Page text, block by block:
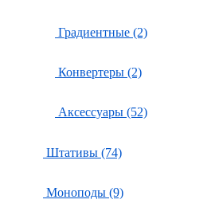
Градиентные (2)
Конвертеры (2)
Аксессуары (52)
Штативы (74)
Моноподы (9)